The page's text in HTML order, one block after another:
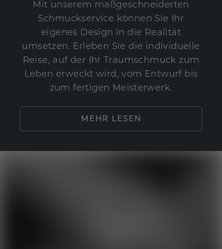
Mit unserem maßgeschneiderten
Schmuckservice können Sie Ihr
eigenes Design in die Realität
umsetzen. Erleben Sie die individuelle
Reise, auf der Ihr Traumschmuck zum
Leben erweckt wird, vom Entwurf bis
zum fertigen Meisterwerk.
MEHR LESEN